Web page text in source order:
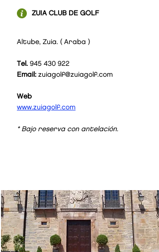
ZUIA CLUB DE GOLF
Altube, Zuia. ( Araba )
Tel. 945 430 922
Email: zuiagolf@zuiagolf.com
Web
www.zuiagolf.com
* Bajo reserva con antelación.